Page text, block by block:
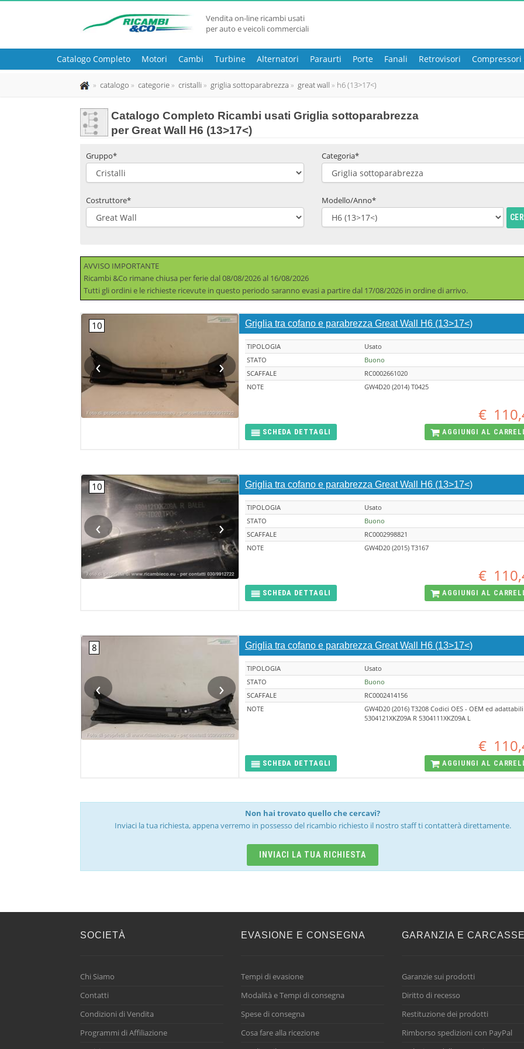
Vendita on-line ricambi usati
per auto e veicoli commerciali
Catalogo Completo Motori Cambi Turbine Alternatori Paraurti Porte Fanali Retrovisori Compressori
catalogo categorie cristalli griglia sottoparabrezza great wall h6 (13>17<)
Catalogo Completo Ricambi usati Griglia sottoparabrezza
per Great Wall H6 (13>17<)
Gruppo* Categoria*
Costruttore* Modello/Anno*
AVVISO IMPORTANTE
Ricambi &Co rimane chiusa per ferie dal 08/08/2026 al 16/08/2026
Tutti gli ordini e le richieste ricevute in questo periodo saranno evasi a partire dal 17/08/2026 in ordine di arrivo.
‹ ›
Griglia tra cofano e parabrezza Great Wall H6 (13>17<)
TIPOLOGIA
Usato
STATO
Buono
SCAFFALE
RC0002661020
NOTE
GW4D20 (2014) T0425
€
SCHEDA DETTAGLI AGGIUNGI AL
‹ ›
Griglia tra cofano e parabrezza Great Wall H6 (13>17<)
TIPOLOGIA
Usato
STATO
Buono
SCAFFALE
RC0002998821
NOTE
GW4D20 (2015) T3167
€
SCHEDA DETTAGLI AGGIUNGI AL
‹ ›
Griglia tra cofano e parabrezza Great Wall H6 (13>17<)
TIPOLOGIA
Usato
STATO
Buono
SCAFFALE
RC0002414156
NOTE
GW4D20 (2016) T3208 Codici OES - OEM ed adattabili
5304121XKZ09A R 5304111XKZ09A L
€
SCHEDA DETTAGLI AGGIUNGI AL
Non hai trovato quello che cercavi?
Inviaci la tua richiesta, appena verremo in possesso del ricambio richiesto il nostro staff ti contatterà direttamente.
INVIACI LA TUA RICHIESTA
SOCIETÀ
Chi Siamo
Contatti
Condizioni di Vendita
Programmi di Affiliazione
EVASIONE E CONSEGNA
Tempi di evasione
Modalità e Tempi di consegna
Spese di consegna
Cosa fare alla ricezione
GARANZIA E CARCASSE
Garanzie sui prodotti
Diritto di recesso
Restituzione dei prodotti
Rimborso spedizioni con PayPal